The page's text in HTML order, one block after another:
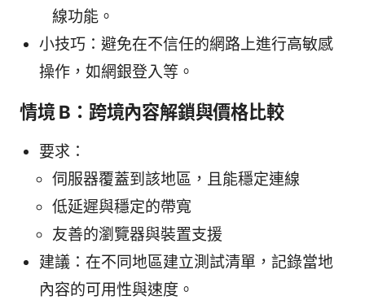
線功能。
小技巧：避免在不信任的網路上進行高敏感
操作，如網銀登入等。
情境 B：跨境內容解鎖與價格比較
要求：
伺服器覆蓋到該地區，且能穩定連線
低延遲與穩定的帶寬
友善的瀏覽器與裝置支援
建議：在不同地區建立測試清單，記錄當地
內容的可用性與速度。